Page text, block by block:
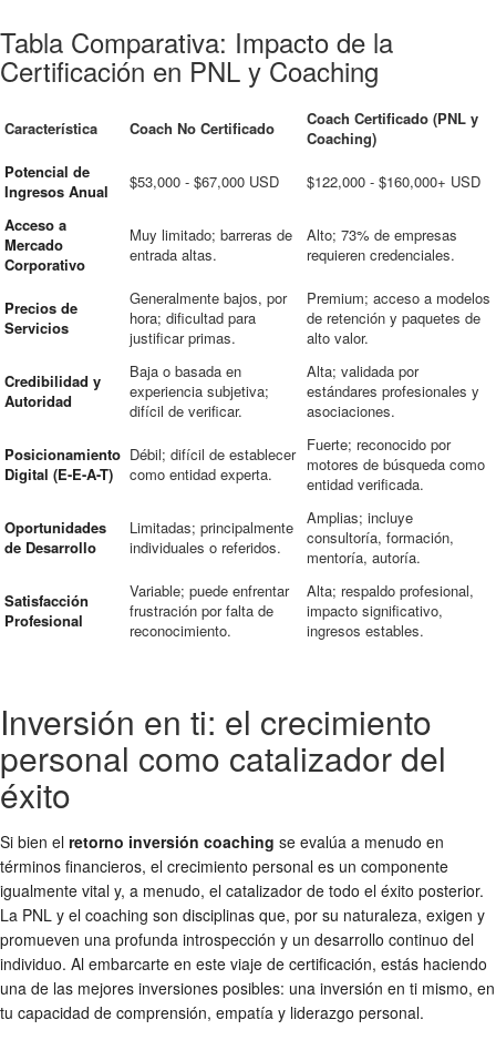
Tabla Comparativa: Impacto de la
Certificación en PNL y Coaching
Característica Coach No Certificado
Coach Certificado (PNL y
Coaching)
Potencial de
Ingresos Anual
$53,000 - $67,000 USD $122,000 - $160,000+ USD
Acceso a
Mercado
Corporativo
Muy limitado; barreras de
entrada altas.
Alto; 73% de empresas
requieren credenciales.
Precios de
Servicios
Generalmente bajos, por
hora; dificultad para
justificar primas.
Premium; acceso a modelos
de retención y paquetes de
alto valor.
Credibilidad y
Autoridad
Baja o basada en
experiencia subjetiva;
difícil de verificar.
Alta; validada por
estándares profesionales y
asociaciones.
Posicionamiento
Digital (E-E-A-T)
Débil; difícil de establecer
como entidad experta.
Fuerte; reconocido por
motores de búsqueda como
entidad verificada.
Oportunidades
de Desarrollo
Limitadas; principalmente
individuales o referidos.
Amplias; incluye
consultoría, formación,
mentoría, autoría.
Satisfacción
Profesional
Variable; puede enfrentar
frustración por falta de
reconocimiento.
Alta; respaldo profesional,
impacto significativo,
ingresos estables.
Inversión en ti: el crecimiento
personal como catalizador del
éxito
Si bien el retorno inversión coaching se evalúa a menudo en
términos financieros, el crecimiento personal es un componente
igualmente vital y, a menudo, el catalizador de todo el éxito posterior.
La PNL y el coaching son disciplinas que, por su naturaleza, exigen y
promueven una profunda introspección y un desarrollo continuo del
individuo. Al embarcarte en este viaje de certificación, estás haciendo
una de las mejores inversiones posibles: una inversión en ti mismo, en
tu capacidad de comprensión, empatía y liderazgo personal.